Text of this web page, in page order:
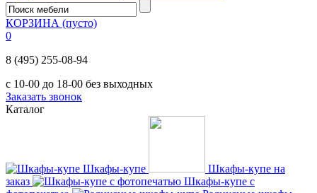
КОРЗИНА (пусто)
0
8 (495) 255-08-94
с 10-00 до 18-00 без выходных
Заказать звонок
Каталог
Шкафы-купе
Шкафы-купе на
заказ
Шкафы-купе с